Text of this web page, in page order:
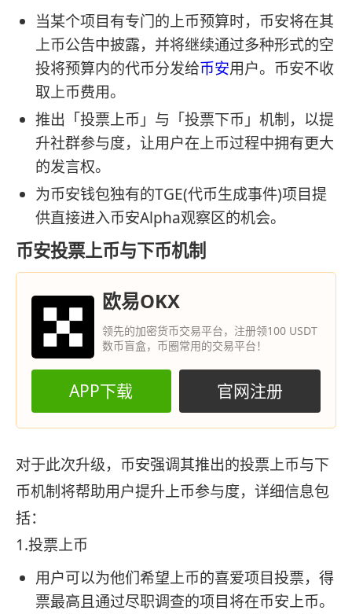
当某个项目有专门的上币预算时，币安将在其
上币公告中披露，并将继续通过多种形式的空
投将预算内的代币分发给币安用户。币安不收
取上币费用。
推出「投票上币」与「投票下币」机制，以提
升社群参与度，让用户在上币过程中拥有更大
的发言权。
为币安钱包独有的TGE(代币生成事件)项目提
供直接进入币安Alpha观察区的机会。
币安投票上币与下币机制
欧易OKX
领先的加密货币交易平台，注册领100 USDT
数币盲盒，币圈常用的交易平台！
APP下载 官网注册
对于此次升级，币安强调其推出的投票上币与下
币机制将帮助用户提升上币参与度，详细信息包
括：
1.投票上币
用户可以为他们希望上币的喜爱项目投票，得
票最高且通过尽职调查的项目将在币安上币。